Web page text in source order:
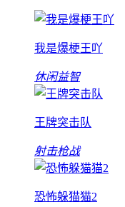
我是爆梗王吖
休闲益智
王牌突击队
射击枪战
恐怖躲猫猫2